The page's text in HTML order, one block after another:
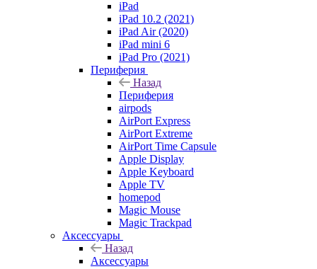
iPad
iPad 10.2 (2021)
iPad Air (2020)
iPad mini 6
iPad Pro (2021)
Периферия
Назад
Периферия
airpods
AirPort Express
AirPort Extreme
AirPort Time Capsule
Apple Display
Apple Keyboard
Apple TV
homepod
Magic Mouse
Magic Trackpad
Аксессуары
Назад
Аксессуары